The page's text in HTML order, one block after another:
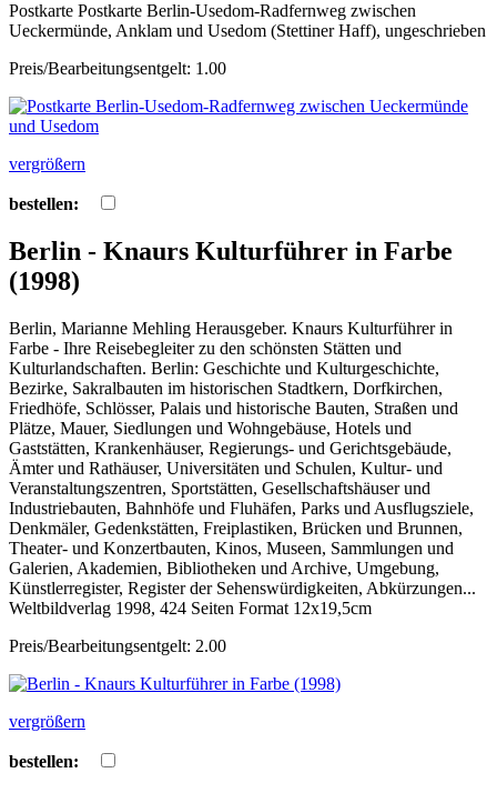
Postkarte Postkarte Berlin-Usedom-Radfernweg zwischen
Ueckermünde, Anklam und Usedom (Stettiner Haff), ungeschrieben
Preis/Bearbeitungsentgelt: 1.00
vergrößern
bestellen:
Berlin - Knaurs Kulturführer in Farbe
(1998)
Berlin, Marianne Mehling Herausgeber. Knaurs Kulturführer in
Farbe - Ihre Reisebegleiter zu den schönsten Stätten und
Kulturlandschaften. Berlin: Geschichte und Kulturgeschichte,
Bezirke, Sakralbauten im historischen Stadtkern, Dorfkirchen,
Friedhöfe, Schlösser, Palais und historische Bauten, Straßen und
Plätze, Mauer, Siedlungen und Wohngebäuse, Hotels und
Gaststätten, Krankenhäuser, Regierungs- und Gerichtsgebäude,
Ämter und Rathäuser, Universitäten und Schulen, Kultur- und
Veranstaltungszentren, Sportstätten, Gesellschaftshäuser und
Industriebauten, Bahnhöfe und Fluhäfen, Parks und Ausflugsziele,
Denkmäler, Gedenkstätten, Freiplastiken, Brücken und Brunnen,
Theater- und Konzertbauten, Kinos, Museen, Sammlungen und
Galerien, Akademien, Bibliotheken und Archive, Umgebung,
Künstlerregister, Register der Sehenswürdigkeiten, Abkürzungen...
Weltbildverlag 1998, 424 Seiten Format 12x19,5cm
Preis/Bearbeitungsentgelt: 2.00
vergrößern
bestellen: